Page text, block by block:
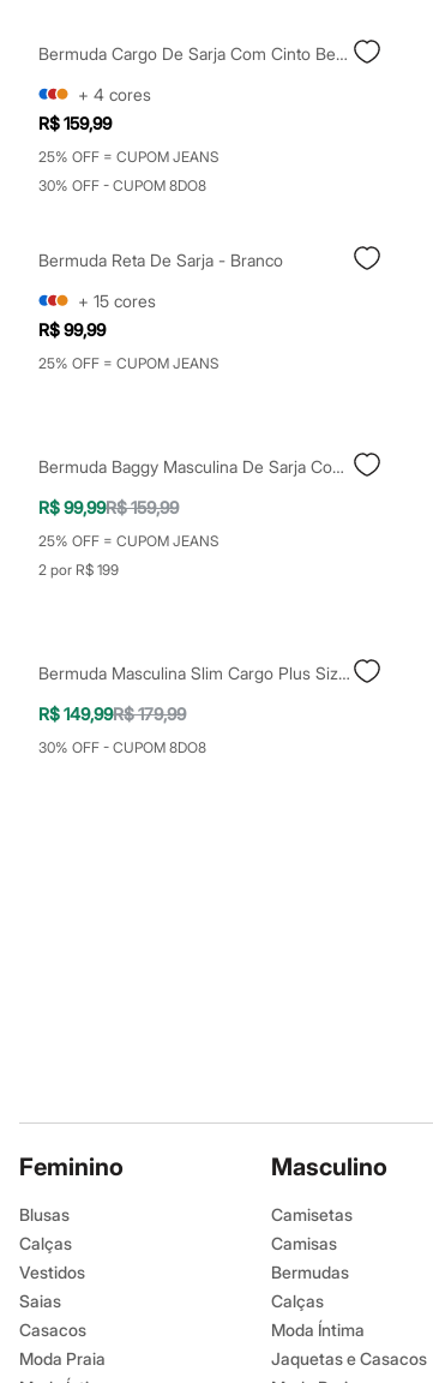
Meias
Pijamas
Moda praia
Personagens
Plus size
Blusas e Camisetas
Camisas
Moda esportiva
Todos os produtos
Infantil
Em alta
Arrumadinho para os meninos
0 a 24 meses
1 a 5 anos
4 a 12 anos
10 a 16 anos
Roupas menino
0 a 24 meses
Acessórios
Bolsas e Mochilas
Calçados
Pijamas
Biquínis e Maiôs
Naruto
Bermuda Cargo De Sarja Com Cinto Bege
+ 4 cores
R$ 159,99
25% OFF = CUPOM JEANS
30% OFF - CUPOM 8DO8
Bermuda Reta De Sarja - Branco
+ 15 cores
R$ 99,99
25% OFF = CUPOM JEANS
Bermuda Baggy Masculina De Sarja Com Recorte Off White
R$ 99,99R$ 159,99
25% OFF = CUPOM JEANS
2 por R$ 199
Bermuda Masculina Slim Cargo Plus Size Bege
R$ 149,99R$ 179,99
30% OFF - CUPOM 8DO8
Feminino
Blusas
Calças
Vestidos
Saias
Casacos
Moda Praia
Masculino
Camisetas
Camisas
Bermudas
Calças
Moda Íntima
Jaquetas e Casacos